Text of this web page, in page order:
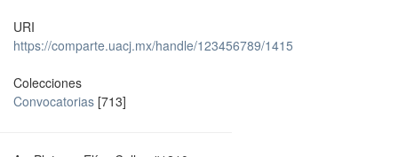
URI
https://comparte.uacj.mx/handle/123456789/1415
Colecciones
Convocatorias [713]